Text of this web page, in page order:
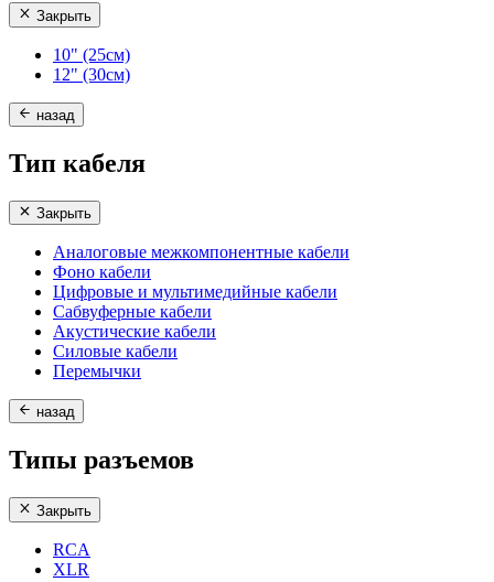
Закрыть
10" (25см)
12" (30см)
назад
Тип кабеля
Закрыть
Аналоговые межкомпонентные кабели
Фоно кабели
Цифровые и мультимедийные кабели
Сабвуферные кабели
Акустические кабели
Силовые кабели
Перемычки
назад
Типы разъемов
Закрыть
RCA
XLR